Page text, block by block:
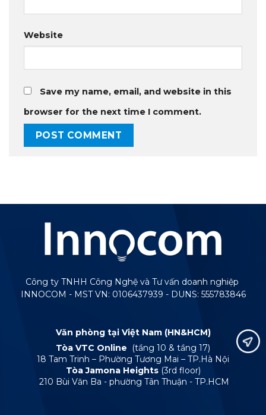
Website
Save my name, email, and website in this
browser for the next time I comment.
Công ty TNHH Công Nghệ và Tư vấn doanh nghiệp
INNOCOM - MST VN: 0106437939 - DUNS: 555783846
Văn phòng tại Việt Nam (HN&HCM)
Tòa VTC Online
(tầng 10 & tầng 17)
18 Tam Trinh – Phường Tương Mai – TP.Hà Nội
Tòa Jamona Heights (3rd floor)
210 Bùi Văn Ba - phường Tân Thuận - TP.HCM